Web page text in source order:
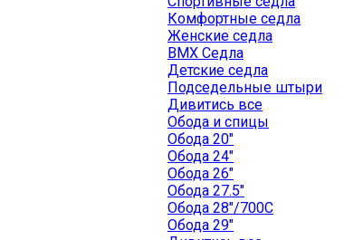
Комфортные седла
Женские седла
BMX Седла
Детские седла
Подседельные штыри
Дивитись все
Обода и спицы
Обода 20"
Обода 24"
Обода 26"
Обода 27.5"
Обода 28"/700C
Обода 29"